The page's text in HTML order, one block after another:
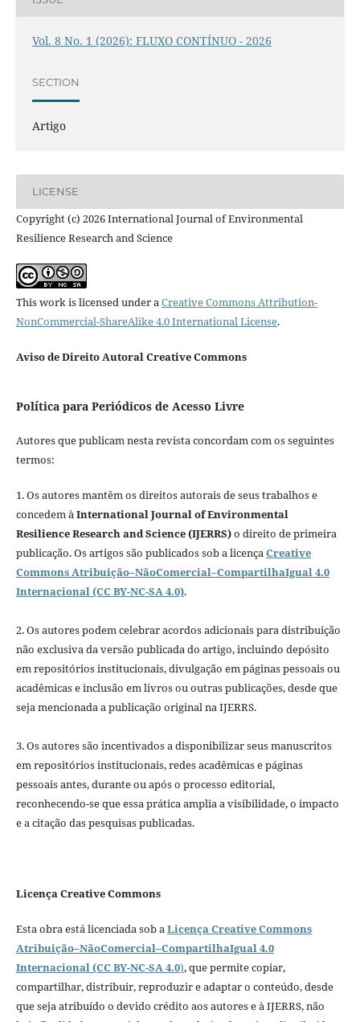
Vol. 8 No. 1 (2026): FLUXO CONTÍNUO - 2026
SECTION
Artigo
LICENSE
Copyright (c) 2026 International Journal of Environmental
Resilience Research and Science
This work is licensed under aCreative Commons Attribution-
NonCommercial-ShareAlike 4.0 International License.
Aviso de Direito Autoral Creative Commons
Política para Periódicos de Acesso Livre
Autores que publicam nesta revista concordam com os seguintes
termos:
1. Os autores mantêm os direitos autorais de seus trabalhos e
concedem àInternational Journal of Environmental
Resilience Research and Science (IJERRS)o direito de primeira
publicação. Os artigos são publicados sob a licençaCreative
Commons Atribuição–NãoComercial–CompartilhaIgual 4.0
Internacional (CC BY-NC-SA 4.0).
2. Os autores podem celebrar acordos adicionais para distribuição
não exclusiva da versão publicada do artigo, incluindo depósito
em repositórios institucionais, divulgação em páginas pessoais ou
acadêmicas e inclusão em livros ou outras publicações, desde que
seja mencionada a publicação original na IJERRS.
3. Os autores são incentivados a disponibilizar seus manuscritos
em repositórios institucionais, redes acadêmicas e páginas
pessoais antes, durante ou após o processo editorial,
reconhecendo-se que essa prática amplia a visibilidade, o impacto
e a citação das pesquisas publicadas.
Licença Creative Commons
Esta obra está licenciada sob aLicença Creative Commons
Atribuição–NãoComercial–CompartilhaIgual 4.0
Internacional (CC BY-NC-SA 4.0), que permite copiar,
compartilhar, distribuir, reproduzir e adaptar o conteúdo, desde
que seja atribuído o devido crédito aos autores e à IJERRS, não